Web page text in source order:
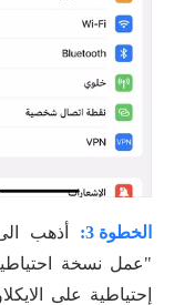
الخطوة 3:
أذهب
"عمل نسخة
إحتياطية على